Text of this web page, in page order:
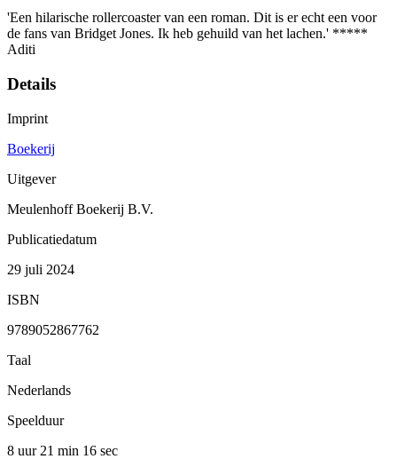
'Een hilarische rollercoaster van een roman. Dit is er echt een voor
de fans van Bridget Jones. Ik heb gehuild van het lachen.' *****
Aditi
Details
Imprint
Boekerij
Uitgever
Meulenhoff Boekerij B.V.
Publicatiedatum
29 juli 2024
ISBN
9789052867762
Taal
Nederlands
Speelduur
8 uur 21 min 16 sec